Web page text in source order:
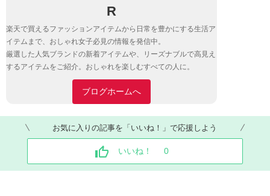
R
楽天で買えるファッションアイテムから日常を豊かにする生活ア
イテムまで、おしゃれ女子必見の情報を発信中。
厳選した人気ブランドの新着アイテムや、リーズナブルで高見え
するアイテムをご紹介。おしゃれを楽しむすべての人に。
ブログホームへ
お気に入りの記事を「いいね！」で応援しよう
いいね！ 0